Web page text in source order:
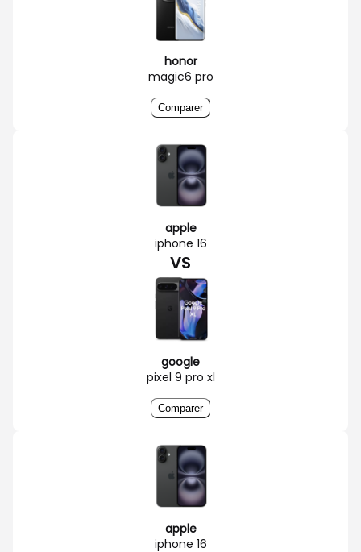
honor
magic6 pro
Comparer
apple
iphone 16
VS
google
pixel 9 pro xl
Comparer
apple
iphone 16